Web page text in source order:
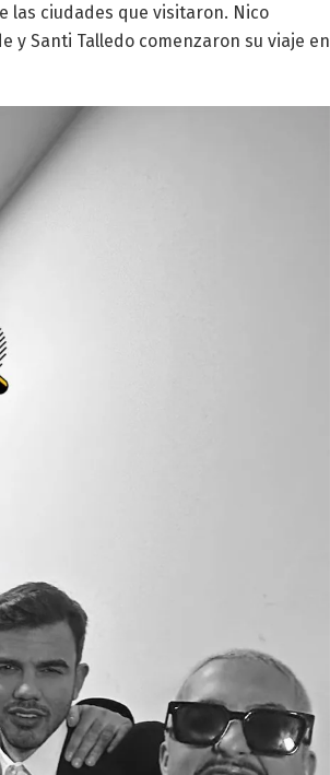
las ciudades que visitaron. Nico
y Santi Talledo comenzaron su viaje en